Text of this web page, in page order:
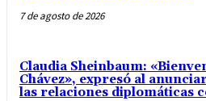
7 de agosto de 2026
Claudia Sheinbaum:
Chávez», expresó al
las relaciones diplomáticas